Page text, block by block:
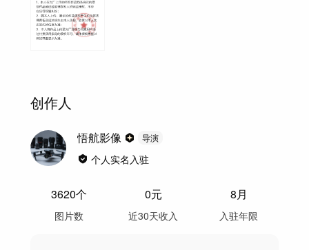
创作人
悟航影像 导演
个人实名入驻
3620个
图片数
0元
近30天收入
8月
入驻年限